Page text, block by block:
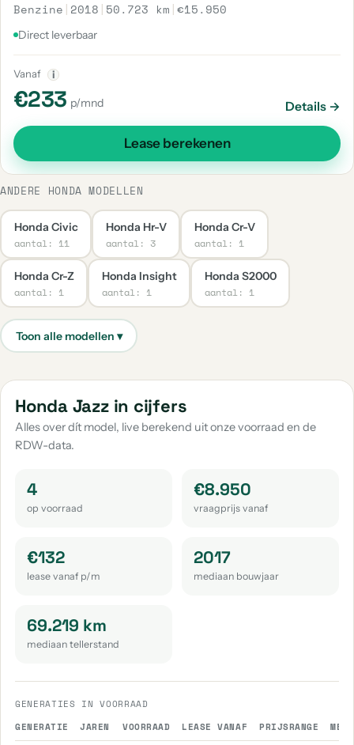
Benzine | 2018 | 50.723 km |€15.950
Direct leverbaar
Vanaf i
€233 p/mnd Details →
Lease berekenen
ANDERE HONDA MODELLEN
Honda Civic
aantal: 11
Honda Hr-V
aantal: 3
Honda Cr-V
aantal: 1
Honda Cr-Z
aantal: 1
Honda Insight
aantal: 1
Honda S2000
aantal: 1
Honda Jazz in cijfers
Alles over dít model, live berekend uit onze voorraad en de
RDW-data.
4
op voorraad
€8.950
vraagprijs vanaf
€132
lease vanaf p/m
2017
mediaan bouwjaar
69.219 km
mediaan tellerstand
GENERATIES IN VOORRAAD
GENERATIE
JAREN VOORRAAD LEASE VANAF PRIJSRANGE